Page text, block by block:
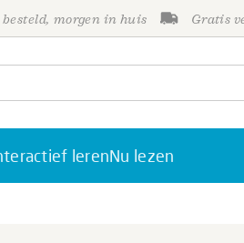
morgen in huis Gratis
lerenNu lezen